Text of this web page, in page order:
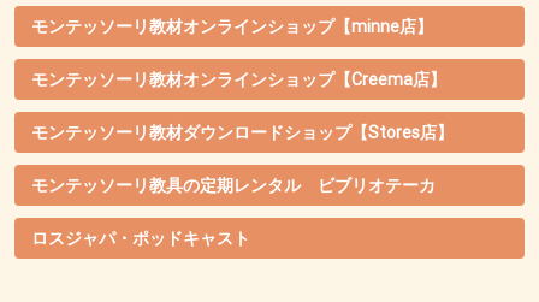
モンテッソーリ教材オンラインショップ【minne店】
モンテッソーリ教材オンラインショップ【Creema店】
モンテッソーリ教材ダウンロードショップ【Stores店】
モンテッソーリ教具の定期レンタル ビブリオテーカ
ロスジャパ・ポッドキャスト